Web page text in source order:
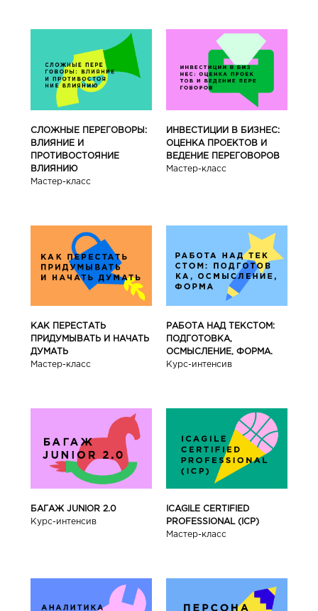
СЛОЖНЫЕ ПЕРЕГОВОРЫ:
ВЛИЯНИЕ И
ПРОТИВОСТОЯНИЕ
ВЛИЯНИЮ
Мастер-класс
ИНВЕСТИЦИИ В БИЗНЕС:
ОЦЕНКА ПРОЕКТОВ И
ВЕДЕНИЕ ПЕРЕГОВОРОВ
Мастер-класс
КАК ПЕРЕСТАТЬ
ПРИДУМЫВАТЬ И НАЧАТЬ
ДУМАТЬ
Мастер-класс
РАБОТА НАД ТЕКСТОМ:
ПОДГОТОВКА,
ОСМЫСЛЕНИЕ, ФОРМА.
Курс-интенсив
БАГАЖ JUNIOR 2.0
Курс-интенсив
ICAGILE CERTIFIED
PROFESSIONAL (ICP)
Мастер-класс